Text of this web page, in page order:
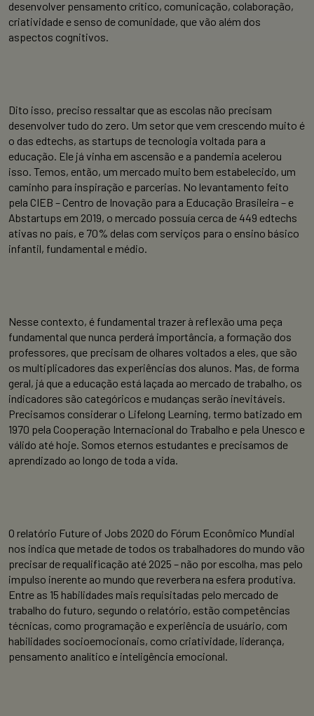
desenvolver pensamento crítico, comunicação, colaboração,
criatividade e senso de comunidade, que vão além dos
aspectos cognitivos.
Dito isso, preciso ressaltar que as escolas não precisam
desenvolver tudo do zero. Um setor que vem crescendo muito é
o das edtechs, as startups de tecnologia voltada para a
educação. Ele já vinha em ascensão e a pandemia acelerou
isso. Temos, então, um mercado muito bem estabelecido, um
caminho para inspiração e parcerias. No levantamento feito
pela CIEB – Centro de Inovação para a Educação Brasileira – e
Abstartups em 2019, o mercado possuía cerca de 449 edtechs
ativas no país, e 70% delas com serviços para o ensino básico
infantil, fundamental e médio.
Nesse contexto, é fundamental trazer à reflexão uma peça
fundamental que nunca perderá importância, a formação dos
professores, que precisam de olhares voltados a eles, que são
os multiplicadores das experiências dos alunos. Mas, de forma
geral, já que a educação está laçada ao mercado de trabalho, os
indicadores são categóricos e mudanças serão inevitáveis.
Precisamos considerar o Lifelong Learning, termo batizado em
1970 pela Cooperação Internacional do Trabalho e pela Unesco e
válido até hoje. Somos eternos estudantes e precisamos de
aprendizado ao longo de toda a vida.
O relatório Future of Jobs 2020 do Fórum Econômico Mundial
nos indica que metade de todos os trabalhadores do mundo vão
precisar de requalificação até 2025 – não por escolha, mas pelo
impulso inerente ao mundo que reverbera na esfera produtiva.
Entre as 15 habilidades mais requisitadas pelo mercado de
trabalho do futuro, segundo o relatório, estão competências
técnicas, como programação e experiência de usuário, com
habilidades socioemocionais, como criatividade, liderança,
pensamento analítico e inteligência emocional.